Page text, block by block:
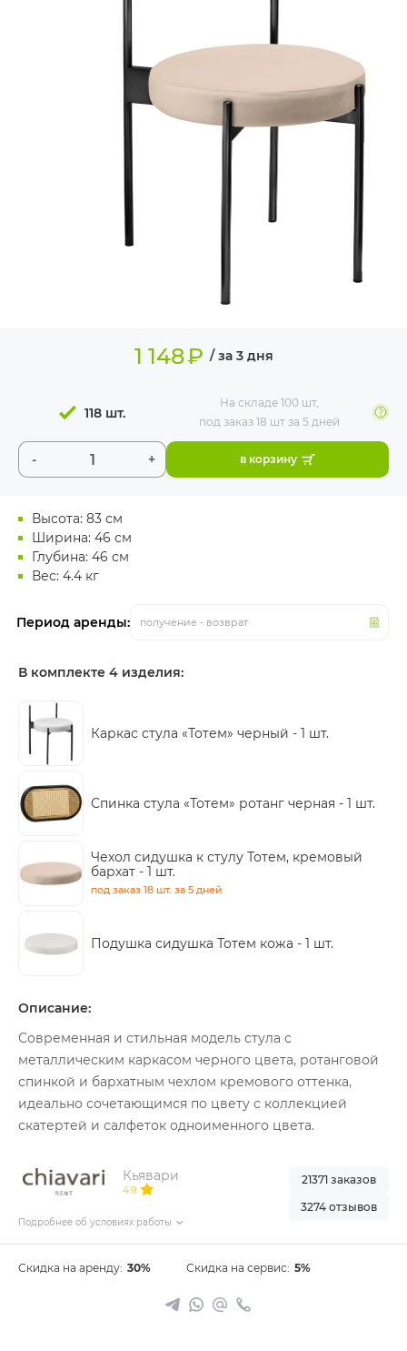
Высота: 83 см
Ширина: 46 см
Глубина: 46 см
Вес: 4.4 кг
Период аренды: получение - возврат
1 148₽ / за 3 дня
- +
118 шт.
На складе100 шт,
под заказ 18 шт за 5 дней
в корзину
В комплекте 4 изделия:
Каркас стула «Тотем» черный - 1 шт.
Спинка стула «Тотем» ротанг черная - 1 шт.
Чехол сидушка к стулу Тотем, кремовый
бархат - 1 шт.
под заказ 18 шт. за 5 дней
Подушка сидушка Тотем кожа - 1 шт.
Описание:
Современная и стильная модель стула с
металлическим каркасом черного цвета, ротанговой
спинкой и бархатным чехлом кремового оттенка,
идеально сочетающимся по цвету с коллекцией
скатертей и салфеток одноименного цвета.
Кьявари
4.9
Подробнее об условиях работы
21371 заказов
3274 отзывов
Скидка на аренду: 30% Скидка на сервис: 5%